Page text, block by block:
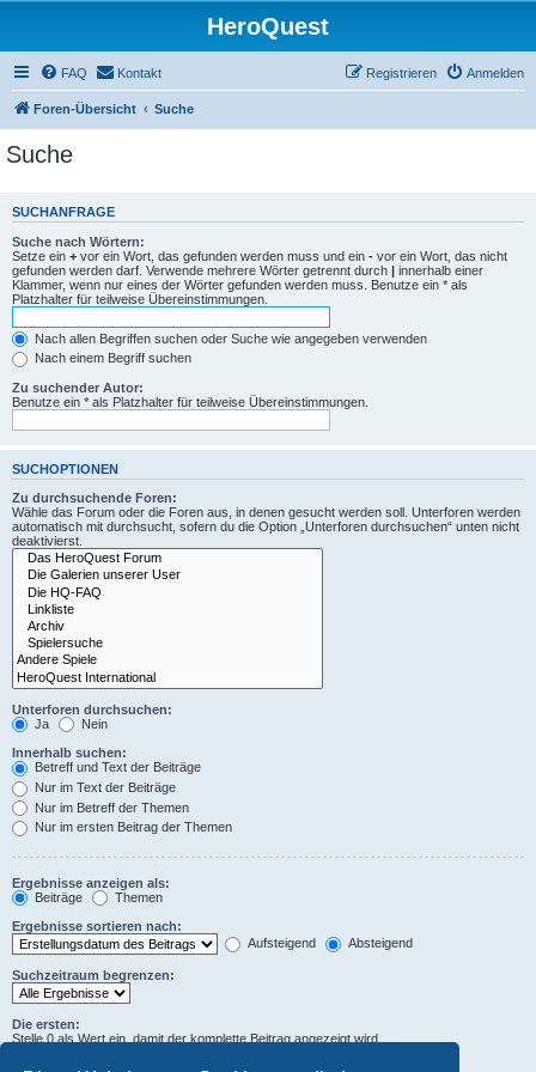
HeroQuest
FAQ Kontakt Anmelden
Registrieren
Foren-Übersicht Suche
Suche
SUCHANFRAGE
Suche nach Wörtern:
Setze ein + vor ein Wort, das gefunden werden muss und ein - vor ein Wort, das nicht
gefunden werden darf. Verwende mehrere Wörter getrennt durch | innerhalb einer
Klammer, wenn nur eines der Wörter gefunden werden muss. Benutze ein * als
Platzhalter für teilweise Übereinstimmungen.
Nach allen Begriffen suchen oder Suche wie angegeben verwenden
Nach einem Begriff suchen
Zu suchender Autor:
Benutze ein * als Platzhalter für teilweise Übereinstimmungen.
SUCHOPTIONEN
Zu durchsuchende Foren:
Wähle das Forum oder die Foren aus, in denen gesucht werden soll. Unterforen werden
automatisch mit durchsucht, sofern du die Option „Unterforen durchsuchen“ unten nicht
deaktivierst.
Unterforen durchsuchen:
Ja
Nein
Innerhalb suchen:
Betreff und Text der Beiträge
Nur im Text der Beiträge
Nur im Betreff der Themen
Nur im ersten Beitrag der Themen
Ergebnisse anzeigen als:
Beiträge
Themen
Ergebnisse sortieren nach:
Aufsteigend
Absteigend
Suchzeitraum begrenzen:
Die ersten:
Stelle 0 als Wert ein, damit der komplette Beitrag angezeigt wird.